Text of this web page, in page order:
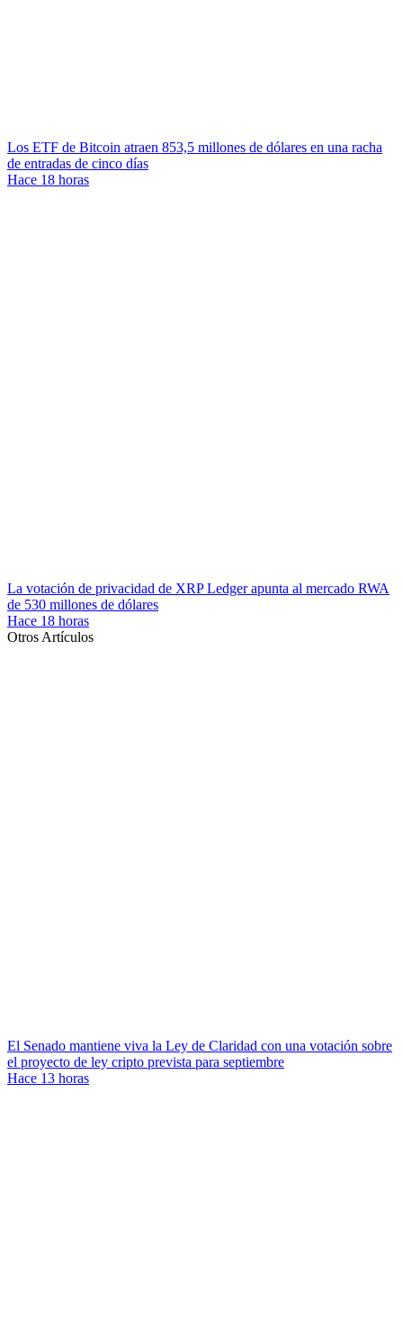
Los ETF de Bitcoin atraen 853,5 millones de dólares en una racha
de entradas de cinco días
Hace 18 horas
La votación de privacidad de XRP Ledger apunta al mercado RWA
de 530 millones de dólares
Hace 18 horas
Otros Artículos
El Senado mantiene viva la Ley de Claridad con una votación sobre
el proyecto de ley cripto prevista para septiembre
Hace 13 horas